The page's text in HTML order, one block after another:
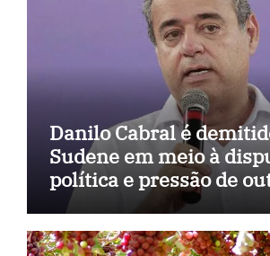
Danilo Cabral é
Sudene em meio à
política e pressão de
estados